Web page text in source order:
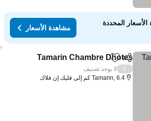
المحددة
مشاهدة الأسعار
مشاركةAdd to favorites
Tamarin Chambre Dhotes
لا يوجد تصنيف
Tamarin, 6.4 كم إلى فليك إن فلاك